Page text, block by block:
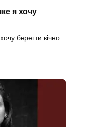
я хочу
берегти вічно.